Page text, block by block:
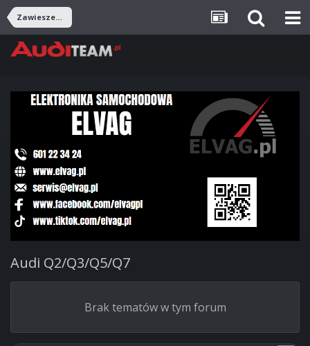
Zawieszenie, podwozie
Audi Q2/Q3/Q5/Q7
Brak tematów w tym forum